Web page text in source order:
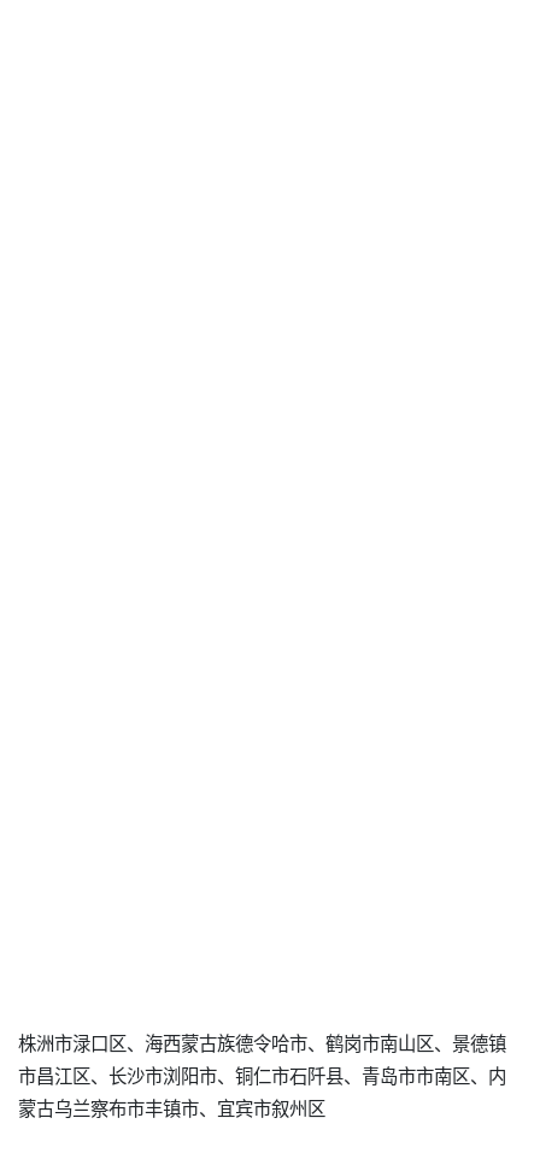
株洲市渌口区、海西蒙古族德令哈市、鹤岗市南山区、景德镇
市昌江区、长沙市浏阳市、铜仁市石阡县、青岛市市南区、内
蒙古乌兰察布市丰镇市、宜宾市叙州区